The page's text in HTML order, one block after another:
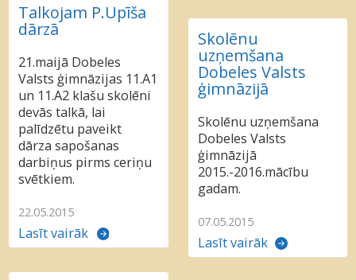
Talkojam P.Upīša
dārzā
21.maijā Dobeles
Valsts ģimnāzijas 11.A1
un 11.A2 klašu skolēni
devās talkā, lai
palīdzētu paveikt
dārza sapošanas
darbiņus pirms ceriņu
svētkiem.
22.05.2015
Lasīt vairāk
Skolēnu
uzņemšana
Dobeles Valsts
ģimnāzijā
Skolēnu uzņemšana
Dobeles Valsts
ģimnāzijā
2015.-2016.mācību
gadam.
07.05.2015
Lasīt vairāk